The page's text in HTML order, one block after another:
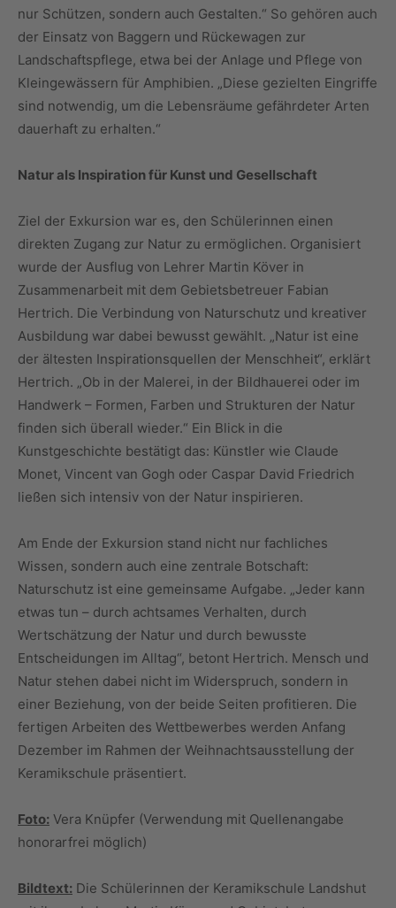
nur Schützen, sondern auch Gestalten.“ So gehören auch
der Einsatz von Baggern und Rückewagen zur
Landschaftspflege, etwa bei der Anlage und Pflege von
Kleingewässern für Amphibien. „Diese gezielten Eingriffe
sind notwendig, um die Lebensräume gefährdeter Arten
dauerhaft zu erhalten.“
Natur als Inspiration für Kunst und Gesellschaft
Ziel der Exkursion war es, den Schülerinnen einen
direkten Zugang zur Natur zu ermöglichen. Organisiert
wurde der Ausflug von Lehrer Martin Köver in
Zusammenarbeit mit dem Gebietsbetreuer Fabian
Hertrich. Die Verbindung von Naturschutz und kreativer
Ausbildung war dabei bewusst gewählt. „Natur ist eine
der ältesten Inspirationsquellen der Menschheit“, erklärt
Hertrich. „Ob in der Malerei, in der Bildhauerei oder im
Handwerk – Formen, Farben und Strukturen der Natur
finden sich überall wieder.“ Ein Blick in die
Kunstgeschichte bestätigt das: Künstler wie Claude
Monet, Vincent van Gogh oder Caspar David Friedrich
ließen sich intensiv von der Natur inspirieren.
Am Ende der Exkursion stand nicht nur fachliches
Wissen, sondern auch eine zentrale Botschaft:
Naturschutz ist eine gemeinsame Aufgabe. „Jeder kann
etwas tun – durch achtsames Verhalten, durch
Wertschätzung der Natur und durch bewusste
Entscheidungen im Alltag“, betont Hertrich. Mensch und
Natur stehen dabei nicht im Widerspruch, sondern in
einer Beziehung, von der beide Seiten profitieren. Die
fertigen Arbeiten des Wettbewerbes werden Anfang
Dezember im Rahmen der Weihnachtsausstellung der
Keramikschule präsentiert.
Foto: Vera Knüpfer (Verwendung mit Quellenangabe
honorarfrei möglich)
Bildtext: Die Schülerinnen der Keramikschule Landshut